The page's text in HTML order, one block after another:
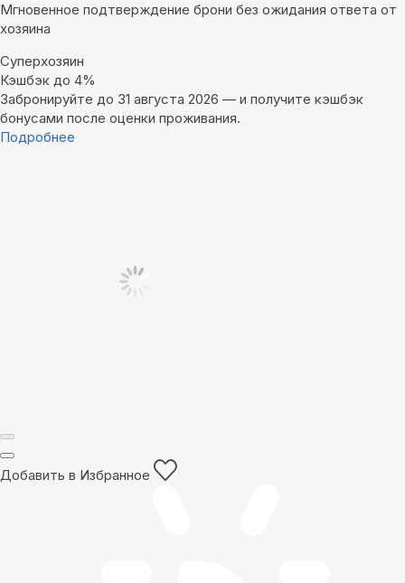
Мгновенное подтверждение брони без ожидания ответа от
хозяина
Суперхозяин
Кэшбэк до 4%
Забронируйте до 31 августа 2026 — и получите кэшбэк
бонусами после оценки проживания.
Подробнее
Добавить в Избранное